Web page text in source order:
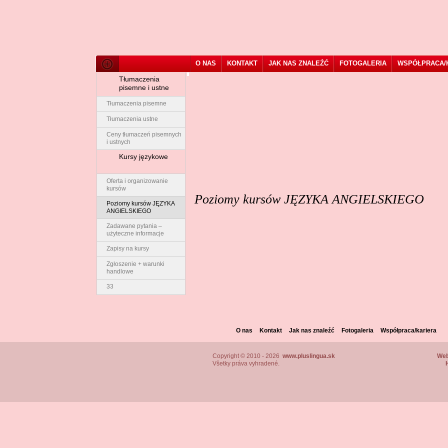
O NAS KONTAKT JAK NAS ZNALEŹĆ FOTOGALERIA WSPÓŁPRACA/
Tłumaczenia
pisemne i ustne
Tłumaczenia pisemne
Tłumaczenia ustne
Ceny tłumaczeń pisemnych
i ustnych
Kursy językowe
Oferta i organizowanie
kursów
Poziomy kursów JĘZYKA
ANGIELSKIEGO
Zadawane pytania –
użyteczne informacje
Zapisy na kursy
Zgłoszenie + warunki
handlowe
33
Poziomy kursów JĘZYKA ANGIELSKIEGO
O nas Kontakt Jak nas znaleźć Fotogaleria Współpraca/kariera
Copyright © 2010 - 2026 www.pluslingua.sk
Všetky práva vyhradené.